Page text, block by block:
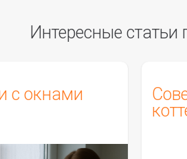
Интересные статьи
с окнами